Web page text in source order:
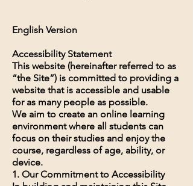
English Version
Accessibility Statement
This website (hereinafter referred to as
“the Site”) is committed to providing a
website that is accessible and usable
for as many people as possible.
We aim to create an online learning
environment where all students can
focus on their studies and enjoy the
course, regardless of age, ability, or
device.
1. Our Commitment to Accessibility